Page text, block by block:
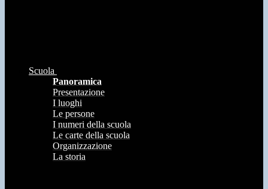
Scuola
Panoramica
Presentazione
I luoghi
Le persone
I numeri della scuola
Le carte della scuola
Organizzazione
La storia